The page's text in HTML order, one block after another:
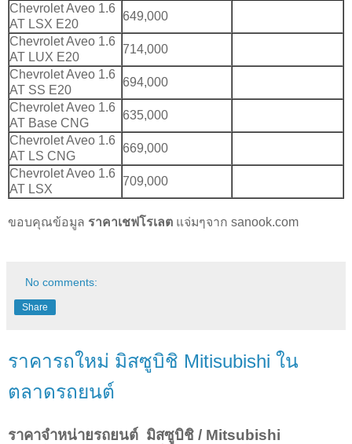
Chevrolet Aveo 1.6
AT LSX E20
649,000
Chevrolet Aveo 1.6
AT LUX E20
714,000
Chevrolet Aveo 1.6
AT SS E20
694,000
Chevrolet Aveo 1.6
AT Base CNG
635,000
Chevrolet Aveo 1.6
AT LS CNG
669,000
Chevrolet Aveo 1.6
AT LSX
709,000
ขอบคุณข้อมูล ราคาเชฟโรเลต แจ่มๆจาก sanook.com
No comments:
Share
ราคารถใหม่ มิสซูบิชิ Mitisubishi ใน
ตลาดรถยนต์
ราคาจำหน่ายรถยนต์ มิสซูบิชิ / Mitsubishi